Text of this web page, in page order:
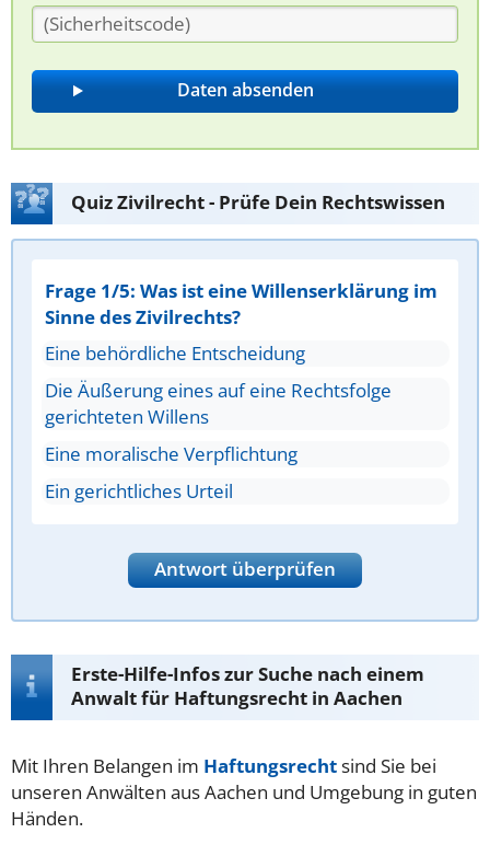
Quiz Zivilrecht - Prüfe Dein Rechtswissen
Frage 1/5: Was ist eine Willenserklärung im
Sinne des Zivilrechts?
Eine behördliche Entscheidung
Die Äußerung eines auf eine Rechtsfolge
gerichteten Willens
Eine moralische Verpflichtung
Ein gerichtliches Urteil
Antwort überprüfen
Erste-Hilfe-Infos zur Suche nach einem
Anwalt für Haftungsrecht in Aachen
Mit Ihren Belangen im Haftungsrechtsind Sie bei
unseren Anwälten aus Aachen und Umgebung in guten
Händen.